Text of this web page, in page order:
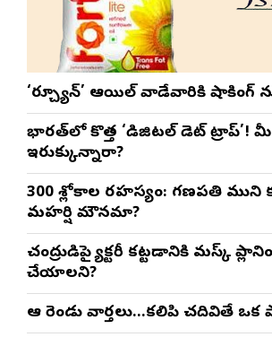
‘ఫార్చ్యూన్’ ఆయిల్ వాడేవారికి షాకింగ్
భారత్‌లో కొత్త ‘డిజిటల్ డెట్ ట్రాప్’!
ఇరుక్కున్నారా?
300 శ్లోకాల రహస్యం: గణపతి
మహర్షి మౌనమా?
చంద్రుడిపై ఫ్యాక్టరీ కట్టడానికి మస్క్
చేయాలని?
ఆ రెండు వార్తలు…కలిపి చదివితే ఒక